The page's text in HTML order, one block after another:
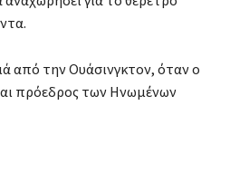
από την Ουάσινγκτον, όταν ο
πρόεδρος των Ηνωμένων